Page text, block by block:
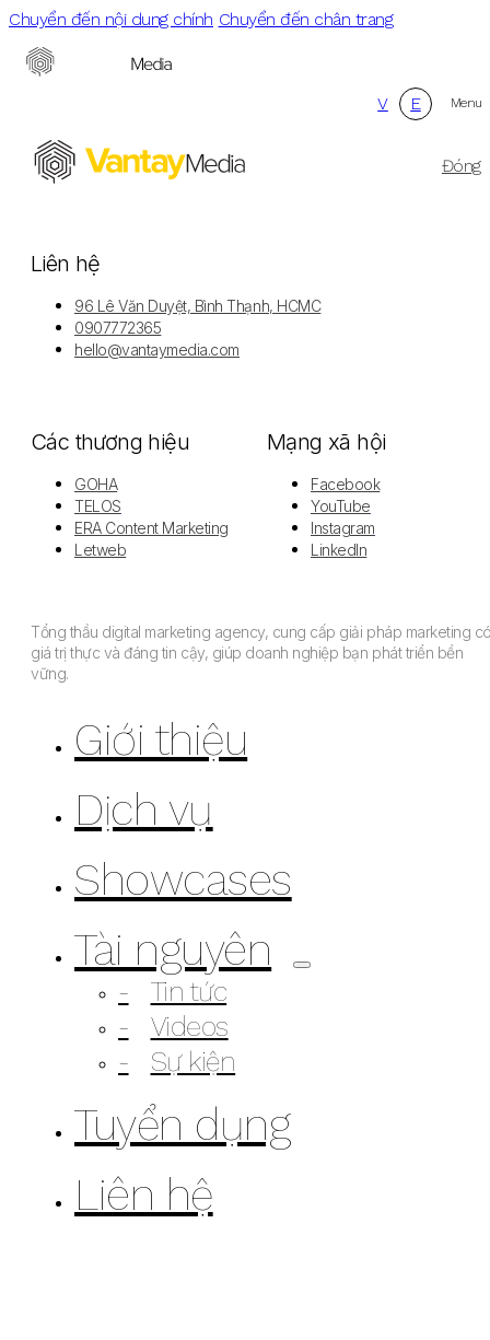
Chuyển đến nội dung chính Chuyển đến chân trang
V E Menu
Đóng
Liên hệ
96 Lê Văn Duyệt, Bình Thạnh, HCMC
0907772365
hello@vantaymedia.com
Các thương hiệu
GOHA
TELOS
ERA Content Marketing
Letweb
Mạng xã hội
Facebook
YouTube
Instagram
LinkedIn
Tổng thầu digital marketing agency, cung cấp giải pháp marketing
giá trị thực và đáng tin cậy, giúp doanh nghiệp bạn phát triển bền
vững.
Giới thiệu
Dịch vụ
Showcases
Tài nguyên
Tin tức
Videos
Sự kiện
Tuyển dụng
Liên hệ